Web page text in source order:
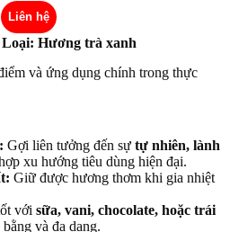
Liên hệ
Loại: Hương trà xanh
và ứng dụng chính trong thực
Gợi liên tưởng đến sự tự nhiên, lành
xu hướng tiêu dùng hiện đại.
Giữ được hương thơm khi gia nhiệt
với sữa, vani, chocolate, hoặc trái
và đa dạng.